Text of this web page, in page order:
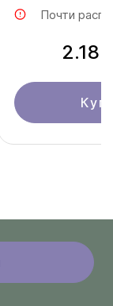
Почти